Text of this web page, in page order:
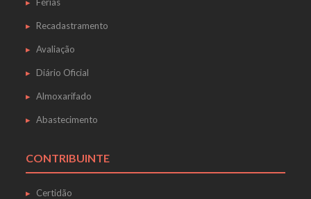
Recadastramento
Avaliação
Diário Oficial
Almoxarifado
Abastecimento
CONTRIBUINTE
Certidão